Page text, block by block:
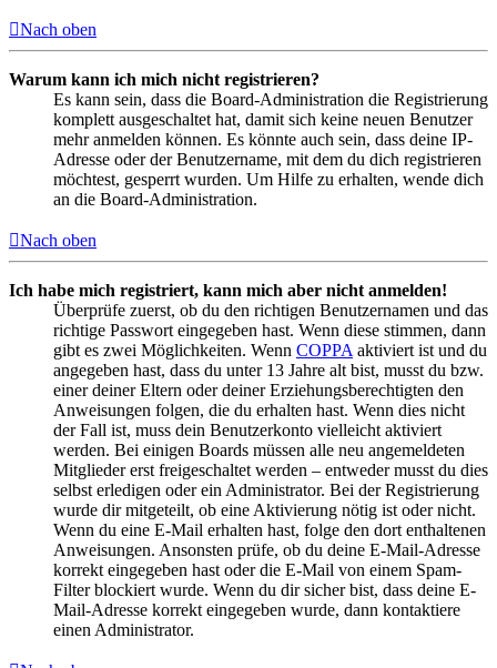
Nach oben
Warum kann ich mich nicht registrieren?
Es kann sein, dass die Board-Administration die Registrierung
komplett ausgeschaltet hat, damit sich keine neuen Benutzer
mehr anmelden können. Es könnte auch sein, dass deine IP-
Adresse oder der Benutzername, mit dem du dich registrieren
möchtest, gesperrt wurden. Um Hilfe zu erhalten, wende dich
an die Board-Administration.
Nach oben
Ich habe mich registriert, kann mich aber nicht anmelden!
Überprüfe zuerst, ob du den richtigen Benutzernamen und das
richtige Passwort eingegeben hast. Wenn diese stimmen, dann
gibt es zwei Möglichkeiten. Wenn COPPA aktiviert ist und du
angegeben hast, dass du unter 13 Jahre alt bist, musst du bzw.
einer deiner Eltern oder deiner Erziehungsberechtigten den
Anweisungen folgen, die du erhalten hast. Wenn dies nicht
der Fall ist, muss dein Benutzerkonto vielleicht aktiviert
werden. Bei einigen Boards müssen alle neu angemeldeten
Mitglieder erst freigeschaltet werden – entweder musst du dies
selbst erledigen oder ein Administrator. Bei der Registrierung
wurde dir mitgeteilt, ob eine Aktivierung nötig ist oder nicht.
Wenn du eine E-Mail erhalten hast, folge den dort enthaltenen
Anweisungen. Ansonsten prüfe, ob du deine E-Mail-Adresse
korrekt eingegeben hast oder die E-Mail von einem Spam-
Filter blockiert wurde. Wenn du dir sicher bist, dass deine E-
Mail-Adresse korrekt eingegeben wurde, dann kontaktiere
einen Administrator.